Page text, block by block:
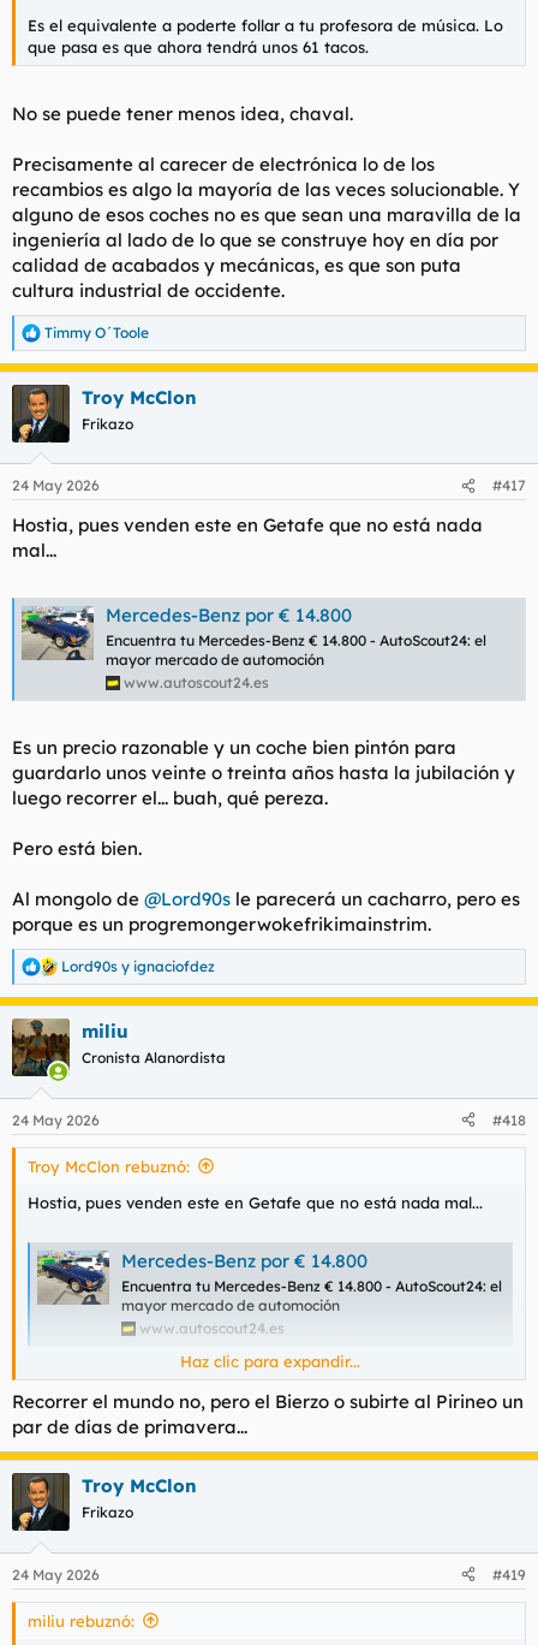
Es el equivalente a poderte follar a tu profesora de música. Lo
que pasa es que ahora tendrá unos 61 tacos.
No se puede tener menos idea, chaval.
Precisamente al carecer de electrónica lo de los
recambios es algo la mayoría de las veces solucionable. Y
alguno de esos coches no es que sean una maravilla de la
ingeniería al lado de lo que se construye hoy en día por
calidad de acabados y mecánicas, es que son puta
cultura industrial de occidente.
R
e
a
c
i
e
:
Timmy O´Toole
Troy McClon
Frikazo
24 May 2026 #417
Hostia, pues venden este en Getafe que no está nada
mal...
Mercedes-Benz por € 14.800
Encuentra tu Mercedes-Benz € 14.800 - AutoScout24: el
mayor mercado de automoción
www.autoscout24.es
Es un precio razonable y un coche bien pintón para
guardarlo unos veinte o treinta años hasta la jubilación y
luego recorrer el... buah, qué pereza.
Pero está bien.
Al mongolo de @Lord90s le parecerá un cacharro, pero es
porque es un progremongerwokefrikimainstrim.
R
e
c
c
i
e
s
Lord90s y ignaciofdez
miliu
Cronista Alanordista
24 May 2026 #418
Troy McClon rebuznó:
Hostia, pues venden este en Getafe que no está nada mal...
Mercedes-Benz por € 14.800
Encuentra tu Mercedes-Benz € 14.800 - AutoScout24: el
mayor mercado de automoción
www.autoscout24.es
Es un precio razonable y un coche bien pintón para guardarlo
unos veinte o treinta años hasta la jubilación y luego recorrer
el... buah, qué pereza.
Pero está bien.
Al mongolo de
porque es un progremongerwokefrikimainstrim.
Haz clic para expandir...
Recorrer el mundo no, pero el Bierzo o subirte al Pirineo un
par de días de primavera...
Troy McClon
Frikazo
24 May 2026 #419
miliu rebuznó: